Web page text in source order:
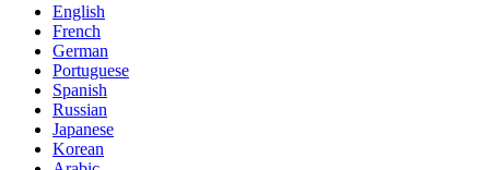
English
French
German
Portuguese
Spanish
Russian
Japanese
Korean